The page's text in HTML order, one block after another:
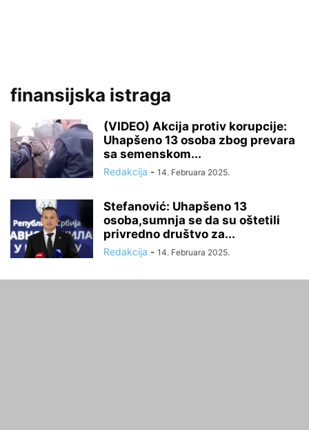
finansijska istraga
(VIDEO) Akcija protiv korupcije:
Uhapšeno 13 osoba zbog prevara
sa semenskom...
Redakcija - 14. Februara 2025.
Stefanović: Uhapšeno 13
osoba,sumnja se da su oštetili
privredno društvo za...
Redakcija - 14. Februara 2025.